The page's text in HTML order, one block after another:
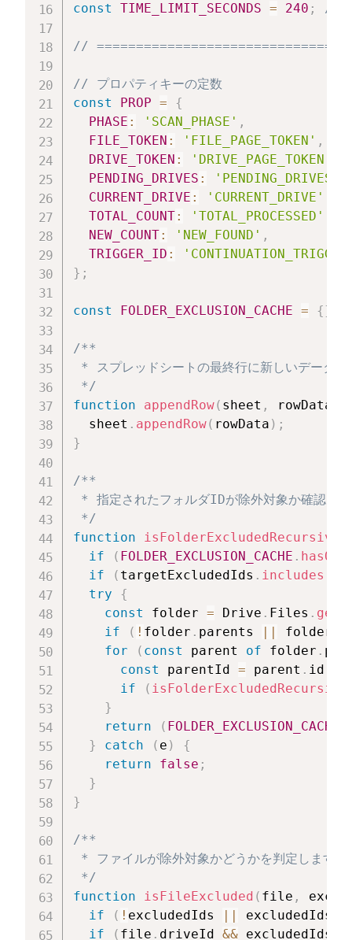
const
TIME_LIMIT_SECONDS = 240 ; //
//
// プロパティキーの定数
const
PROP =
{
PHASE : 'SCAN_PHASE' ,
FILE_TOKEN : 'FILE_PAGE_TOKEN' ,
DRIVE_TOKEN : 'DRIVE_PAGE_TOKEN'
PENDING_DRIVES : 'PENDING_DRIVES'
CURRENT_DRIVE : 'CURRENT_DRIVE'
TOTAL_COUNT: 'TOTAL_PROCESSED'
NEW_COUNT: 'NEW_FOUND' ,
TRIGGER_ID :
} ;
const FOLDER_EXCLUSION_CACHE = {}
/**
* スプレッドシートの最終行に新しいデータを
*/
function
appendRow( sheet , rowData
  sheet
. appendRow( rowData ) ;
}
/**
* 指定されたフォルダIDが除外対象か確認
*/
function
isFolderExcludedRecursive
if
( FOLDER_EXCLUSION_CACHE .
if
( targetExcludedIds . includes
try
{
const
folder = Drive . Files . get
if
( ! folder . parents || folder
for
( const parent of folder .
const
parentId = parent . id
if
( isFolderExcludedRecursive
}
return
( FOLDER_EXCLUSION_CACHE
}
catch ( e )
{
return
false ;
}
}
/**
* ファイルが除外対象かどうかを判定します。
*/
function
isFileExcluded ( file ,
if
( ! excludedIds || excludedIds
if
( file . driveId && excludedIds